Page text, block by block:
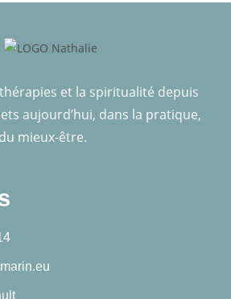
et la spiritualité depuis
aujourd’hui, dans la pratique,
mieux-être.